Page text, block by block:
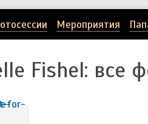
Мероприятия
Fishel: все